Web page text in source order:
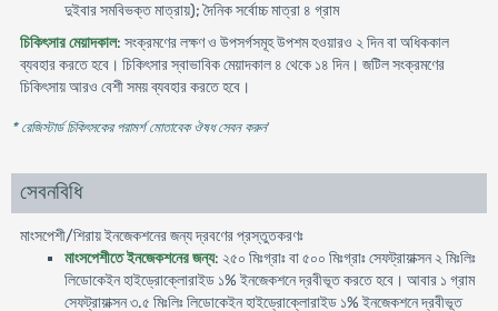
দুইবার সমবিভক্ত মাত্রায়); দৈনিক সর্বোচ্চ মাত্রা ৪ গ্রাম
চিকিৎসার মেয়াদকাল: সংক্রমণের লক্ষণ ও উপসর্গসমূহ উপশম হওয়ারও ২ দিন বা অধিককাল
ব্যবহার করতে হবে। চিকিৎসার স্বাভাবিক মেয়াদকাল ৪ থেকে ১৪ দিন। জটিল সংক্রমণের
চিকিৎসায় আরও বেশী সময় ব্যবহার করতে হবে।
* রেজিস্টার্ড চিকিৎসকের পরামর্শ মোতাবেক ঔষধ সেবন করুন'
সেবনবিধি
মাংসপেশী/শিরায় ইনজেকশনের জন্য দ্রবণের প্রস্তুতকরণঃ
মাংসপেশীতে ইনজেকশনের জন্য: ২৫০ মিঃগ্রাঃ বা ৫০০ মিঃগ্রাঃ সেফট্রায়াক্সন ২ মিঃলিঃ
লিডোকেইন হাইড্রোক্লোরাইড ১% ইনজেকশনে দ্রবীভূত করতে হবে। আবার ১ গ্রাম
সেফট্রায়াক্সন ৩.৫ মিঃলিঃ লিডোকেইন হাইড্রোক্লোরাইড ১% ইনজেকশনে দ্রবীভূত